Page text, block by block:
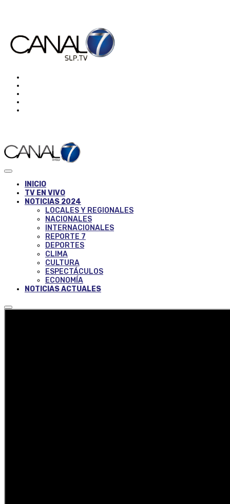
INICIO
TV EN VIVO
NOTICIAS 2024
LOCALES Y REGIONALES
NACIONALES
INTERNACIONALES
REPORTE 7
DEPORTES
CLIMA
CULTURA
ESPECTÁCULOS
ECONOMÍA
NOTICIAS ACTUALES